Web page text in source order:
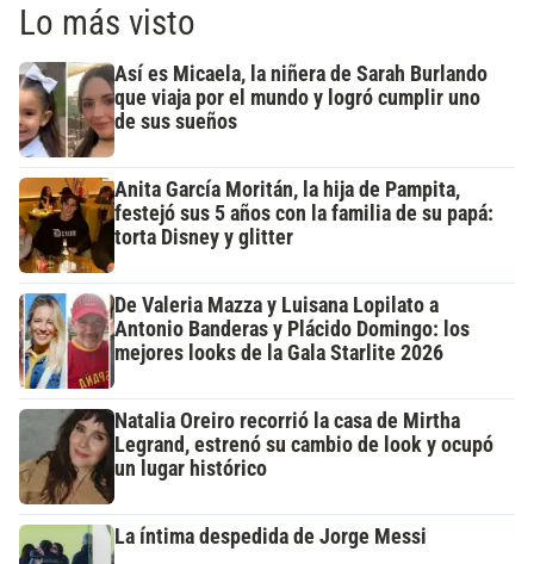
Lo más visto
Así es Micaela, la niñera de Sarah Burlando
que viaja por el mundo y logró cumplir uno
de sus sueños
Anita García Moritán, la hija de Pampita,
festejó sus 5 años con la familia de su papá:
torta Disney y glitter
De Valeria Mazza y Luisana Lopilato a
Antonio Banderas y Plácido Domingo: los
mejores looks de la Gala Starlite 2026
Natalia Oreiro recorrió la casa de Mirtha
Legrand, estrenó su cambio de look y ocupó
un lugar histórico
La íntima despedida de Jorge Messi